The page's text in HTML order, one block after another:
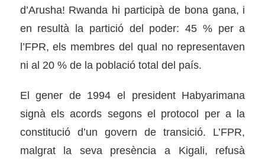
d’Arusha! Rwanda hi participà de bona gana, i
en resultà la partició del poder: 45 % per a
l’FPR, els membres del qual no representaven
ni al 20 % de la població total del país.
El gener de 1994 el president Habyarimana
signà els acords segons el protocol per a la
constitució d’un govern de transició. L’FPR,
malgrat la seva presència a Kigali, refusà